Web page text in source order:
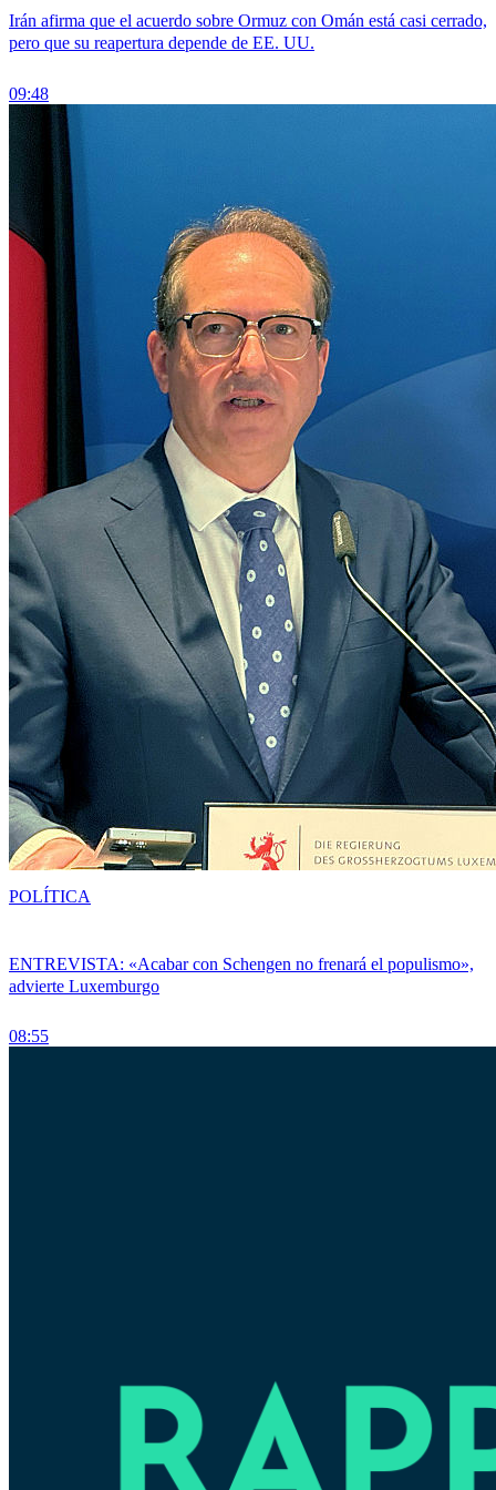
Irán afirma que el acuerdo sobre Ormuz con Omán está casi cerrado,
pero que su reapertura depende de EE. UU.
09:48
ENTREVISTA: «Acabar con Schengen no frenará el populismo»,
advierte Luxemburgo
08:55
POLÍTICA